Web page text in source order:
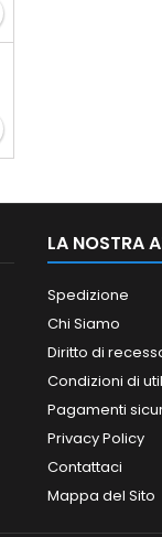
LA NOSTRA
Spedizione
Chi Siamo
Diritto di
Condizioni di
Pagamenti
Privacy Policy
Contattaci
Mappa del Sito